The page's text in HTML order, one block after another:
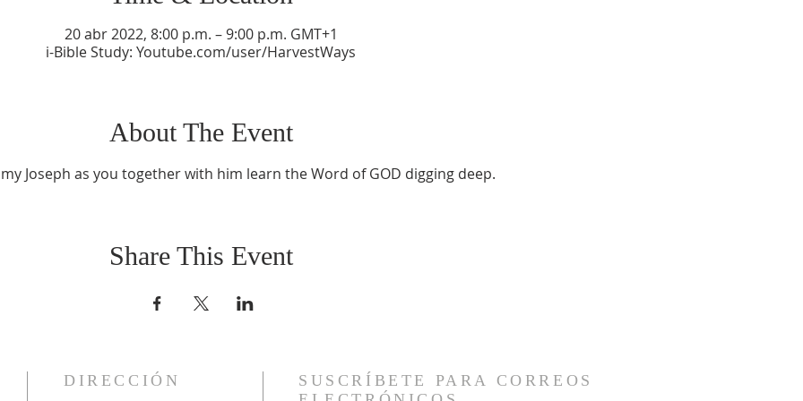
20 abr 2022, 8:00 p.m. – 9:00 p.m. GMT+1
i-Bible Study: Youtube.com/user/HarvestWays
About The Event
Joseph as you together with him learn the Word of GOD digging deep.
Share This Event
DIRECCIÓN
SUSCRÍBETE PARA CORREOS